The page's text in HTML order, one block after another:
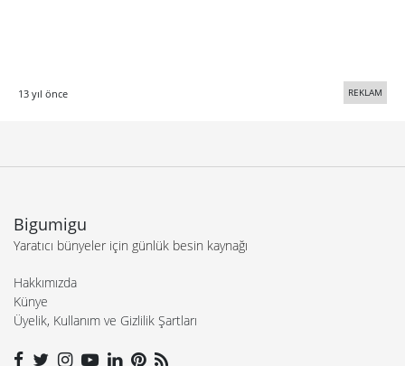
13 yıl önce REKLAM
Bigumigu
Yaratıcı bünyeler için günlük besin kaynağı
Hakkımızda
Künye
Üyelik, Kullanım ve Gizlilik Şartları